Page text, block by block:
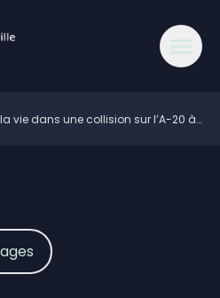
vie dans une collision sur l’A-20 à
sur les chantiers
: plus de municipalités du
Victoriaville
de Lyme doublent sur un an en
du-Québec
partenaire de la 62e Finale